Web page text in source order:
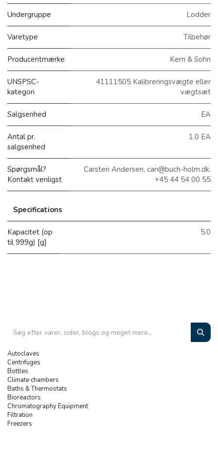
Undergruppe Lodder
Varetype Tilbehør
Producentmærke Kern & Sohn
UNSPSC-
kategori
41111505 Kalibreringsvægte eller
vægtsæt
Salgsenhed EA
Antal pr.
salgsenhed
1.0 EA
Spørgsmål?
Kontakt venligst
Carsten Andersen, can@buch-holm.dk,
+45 44 54 00 55
Specifications
Kapacitet (op
til 999g) [g]
5.0
Autoclaves
Centrifuges
Bottles
Climate chambers
Baths & Thermostats
Bioreactors
Chromatography Equipment
Filtration
Freezers